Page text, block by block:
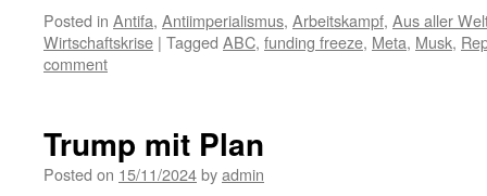
Posted in Antifa, Antiimperialismus, Arbeitskampf, Aus aller
Wirtschaftskrise | Tagged ABC, funding freeze, Meta, Musk,
comment
Trump mit Plan
Posted on 15/11/2024byadmin